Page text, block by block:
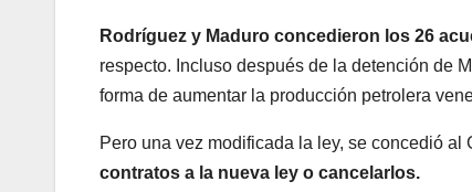
Rodríguez y Maduro concedieron los 26
respecto. Incluso después de la detención de
forma de aumentar la producción petrolera
Pero una vez modificada la ley, se concedió
contratos a la nueva ley o cancelarlos.